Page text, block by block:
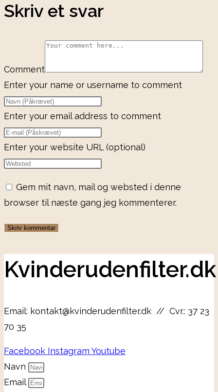
Skriv et svar
Comment
Enter your name or username to comment
Enter your email address to comment
Enter your website URL (optional)
Gem mit navn, mail og websted i denne
browser til næste gang jeg kommenterer.
Kvinderudenfilter.dk
Email: kontakt@kvinderudenfilter.dk // Cvr.: 37 23
70 35
Facebook Instagram Youtube
Navn
Email